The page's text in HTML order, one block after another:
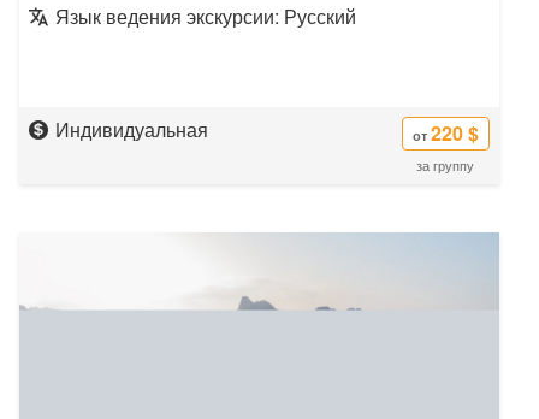
Язык ведения экскурсии: Русский
Индивидуальная от 220 $
за группу